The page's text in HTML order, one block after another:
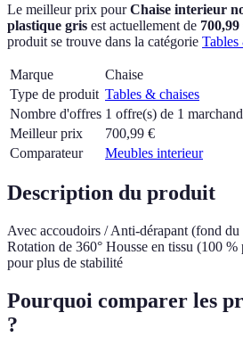
Le meilleur prix pourChaise interieur
plastique gris est actuellement de 700,99
produit se trouve dans la catégorie Tables
Marque
Chaise
Type de produit Tables & chaises
Nombre d'offres 1 offre(s) de 1
Meilleur prix
700,99 €
Comparateur
Meubles interieur
Description du produit
Avec accoudoirs / Anti-dérapant (fond
Rotation de 360° Housse en tissu (100
pour plus de stabilité
Pourquoi comparer les
?